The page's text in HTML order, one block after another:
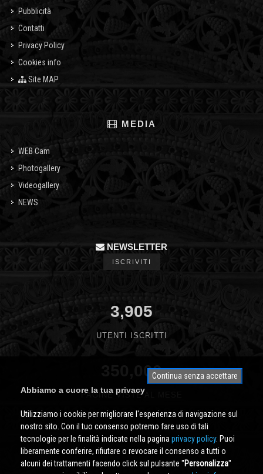
Pubblicità
Contatti
Privacy Policy
Cookies info
Site MAP
MEDIA
WEB Cam
Photogallery
Videogallery
NEWS
NEWSLETTER
ISCRIVITI
3,905
UTENTI ISCRITTI
350,000
PAGINE VISTE AL MESE
Continua senza accettare
Abbiamo a cuore la tua privacy
Utilizziamo i cookie per migliorare l'esperienza di navigazione sul
nostro sito. Con il tuo consenso potremo fare uso di tali
tecnologie per le finalità indicate nella pagina privacy policy. Puoi
liberamente conferire, rifiutare o revocare il consenso a tutti o
alcuni dei trattamenti facendo click sul pulsante ''Personalizza''